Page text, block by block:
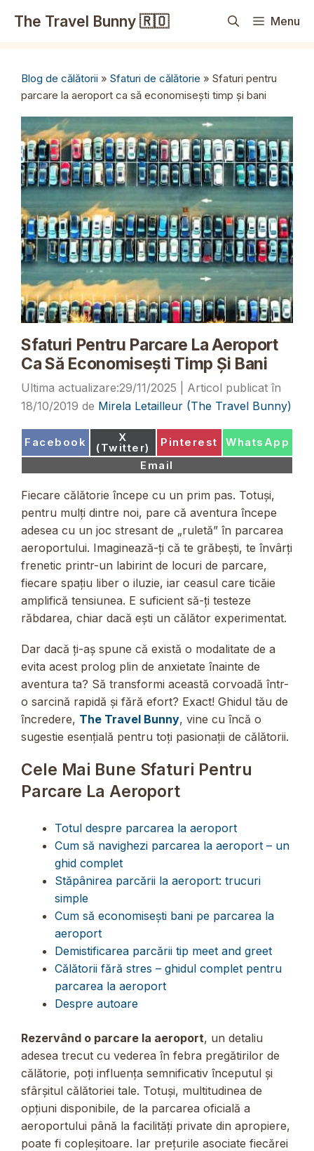
The Travel Bunny 🇷🇴 Menu
Blog de călătorii » Sfaturi de călătorie » Sfaturi pentru
parcare la aeroport ca să economisești timp și bani
Sfaturi Pentru Parcare La Aeroport
Ca Să Economisești Timp Și Bani
29/11/2025
18/10/2019 de Mirela Letailleur (The Travel Bunny)
Share
Facebook Share
on
X
(Twitter) Share
Pinterest Share
WhatsApp
Share
on
Email
Fiecare călătorie începe cu un prim pas. Totuși,
pentru mulți dintre noi, pare că aventura începe
adesea cu un joc stresant de „ruletă” în parcarea
aeroportului. Imaginează-ți că te grăbești, te învârți
frenetic printr-un labirint de locuri de parcare,
fiecare spațiu liber o iluzie, iar ceasul care ticăie
amplifică tensiunea. E suficient să-ți testeze
răbdarea, chiar dacă ești un călător experimentat.
Dar dacă ți-aș spune că există o modalitate de a
evita acest prolog plin de anxietate înainte de
aventura ta? Să transformi această corvoadă într-
o sarcină rapidă și fără efort? Exact! Ghidul tău de
încredere, The Travel Bunny, vine cu încă o
sugestie esențială pentru toți pasionații de călătorii.
Cele Mai Bune Sfaturi Pentru
Parcare La Aeroport
Totul despre parcarea la aeroport
Cum să navighezi parcarea la aeroport – un
ghid complet
Stăpânirea parcării la aeroport: trucuri
simple
Cum să economisești bani pe parcarea la
aeroport
Demistificarea parcării tip meet and greet
Călătorii fără stres – ghidul complet pentru
parcarea la aeroport
Despre autoare
Rezervând o parcare la aeroport, un detaliu
adesea trecut cu vederea în febra pregătirilor de
călătorie, poți influența semnificativ începutul și
sfârșitul călătoriei tale. Totuși, multitudinea de
opțiuni disponibile, de la parcarea oficială a
aeroportului până la facilități private din apropiere,
poate fi copleșitoare. Iar prețurile asociate fiecărei